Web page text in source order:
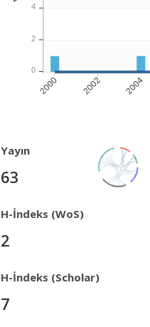
2000 2002 2004
4
2
0
Yayın
63
H-İndeks (WoS)
2
H-İndeks (Scholar)
7